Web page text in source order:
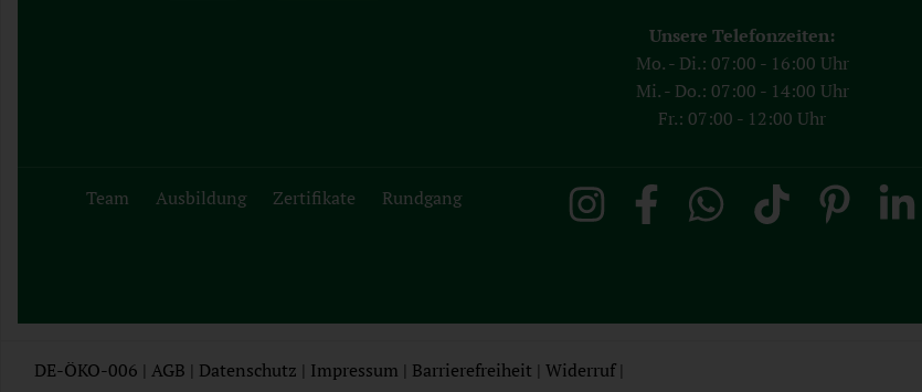
Unsere Telefonzeiten:
Mo. - Di.: 07:00 - 16:00 Uhr
Mi. - Do.: 07:00 - 14:00 Uhr
Fr.: 07:00 - 12:00 Uhr
Team Ausbildung Zertifikate Rundgang
DE-ÖKO-006 | AGB | Datenschutz | Impressum | Barrierefreiheit | Widerruf|